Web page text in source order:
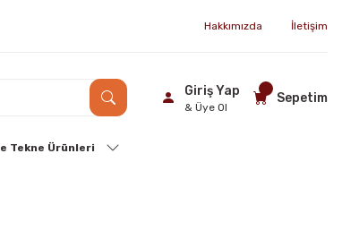
Hakkımızda İletişim
Giriş Yap
& Üye Ol
Sepetim
Tekne Ürünleri